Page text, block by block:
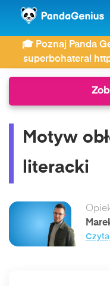
🎓 Poznaj Panda
superbohatera!
ZDAY Motywy
Motyw obłędu – Motyw
Motyw
literacki